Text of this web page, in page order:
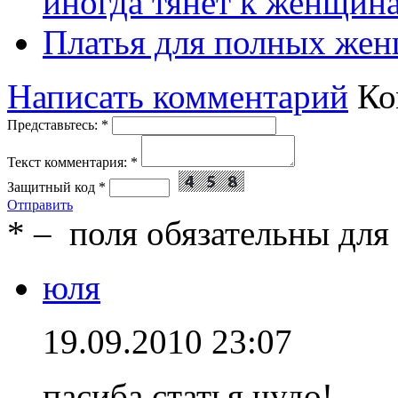
Платья для полных
Написать комментарий
Представьтесь: *
Текст комментария: *
Защитный код *
Отправить
* – поля обязательны для
юля
19.09.2010 23:07